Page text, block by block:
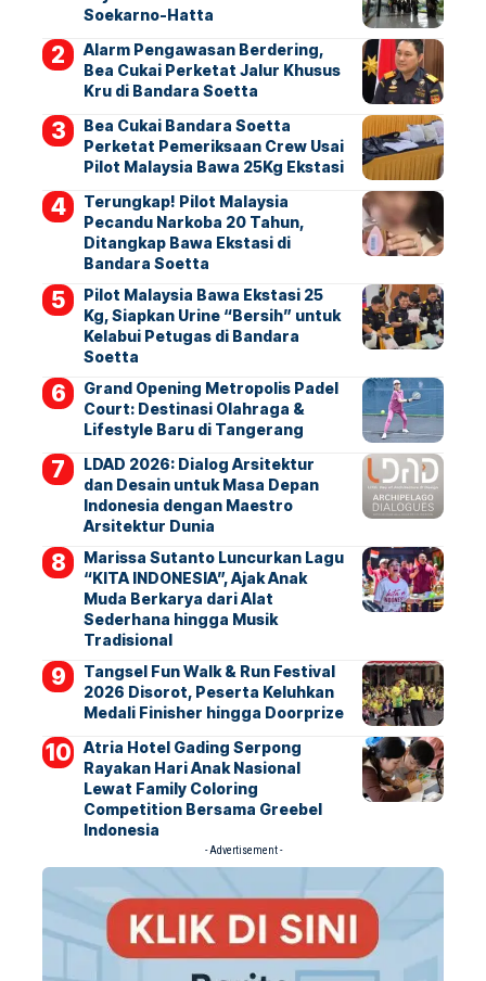
Soekarno-Hatta
Alarm Pengawasan Berdering,
Bea Cukai Perketat Jalur Khusus
Kru di Bandara Soetta
Bea Cukai Bandara Soetta
Perketat Pemeriksaan Crew Usai
Pilot Malaysia Bawa 25Kg Ekstasi
Terungkap! Pilot Malaysia
Pecandu Narkoba 20 Tahun,
Ditangkap Bawa Ekstasi di
Bandara Soetta
Pilot Malaysia Bawa Ekstasi 25
Kg, Siapkan Urine “Bersih” untuk
Kelabui Petugas di Bandara
Soetta
Grand Opening Metropolis Padel
Court: Destinasi Olahraga &
Lifestyle Baru di Tangerang
LDAD 2026: Dialog Arsitektur
dan Desain untuk Masa Depan
Indonesia dengan Maestro
Arsitektur Dunia
Marissa Sutanto Luncurkan Lagu
“KITA INDONESIA”, Ajak Anak
Muda Berkarya dari Alat
Sederhana hingga Musik
Tradisional
Tangsel Fun Walk & Run Festival
2026 Disorot, Peserta Keluhkan
Medali Finisher hingga Doorprize
Atria Hotel Gading Serpong
Rayakan Hari Anak Nasional
Lewat Family Coloring
Competition Bersama Greebel
Indonesia
- Advertisement -